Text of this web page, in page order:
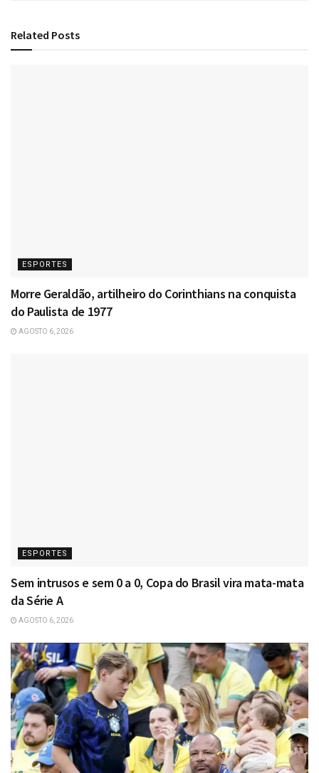
Related Posts
ESPORTES
Morre Geraldão, artilheiro do Corinthians na conquista
do Paulista de 1977
AGOSTO 6, 2026
ESPORTES
Sem intrusos e sem 0 a 0, Copa do Brasil vira mata-mata
da Série A
AGOSTO 6, 2026